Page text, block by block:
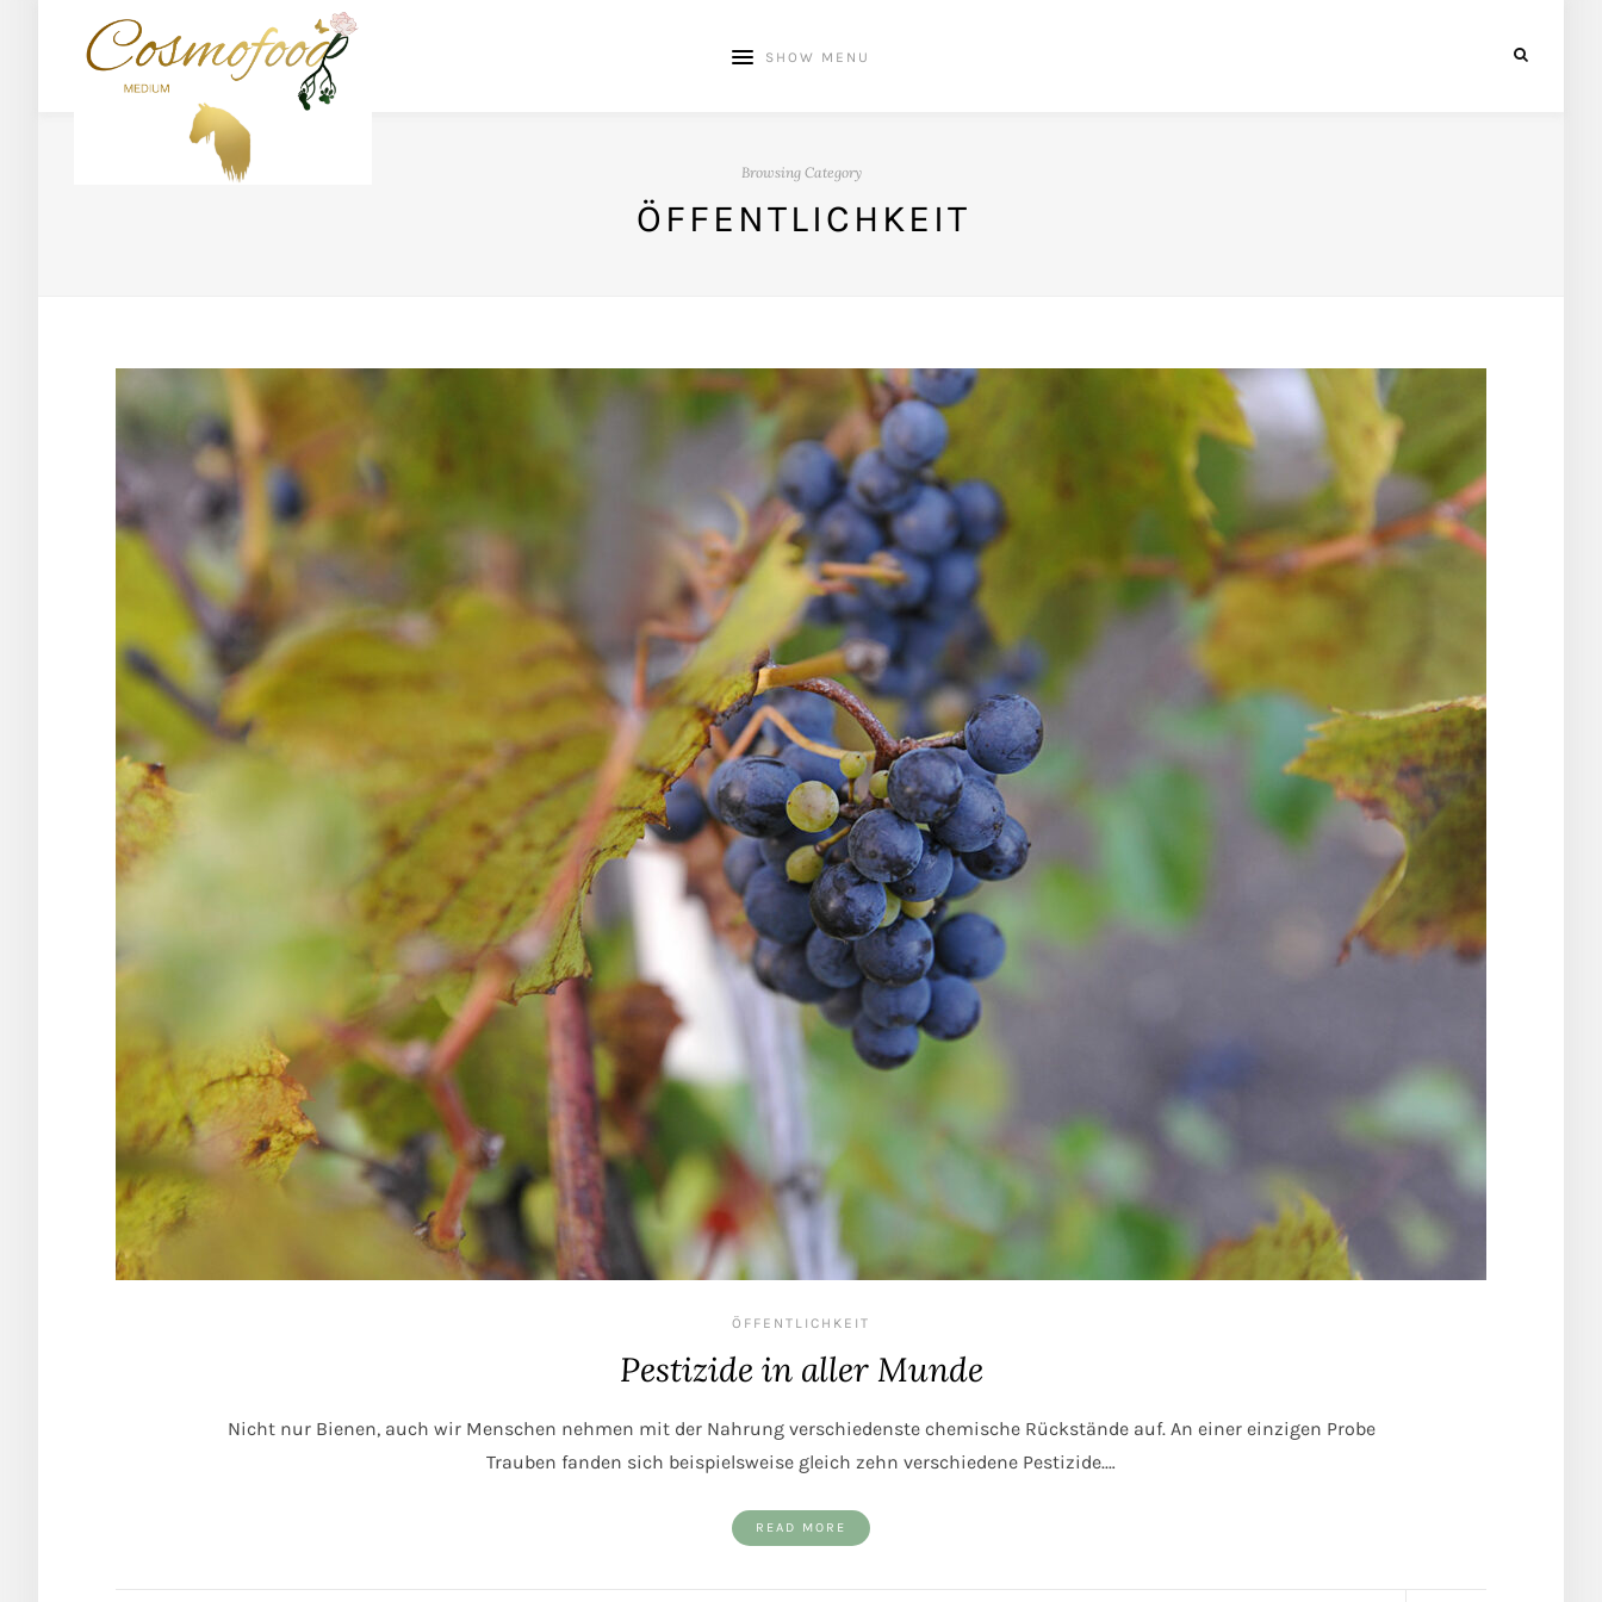
SHOW MENU
Browsing Category
ÖFFENTLICHKEIT
ÖFFENTLICHKEIT
Pestizide in aller Munde
Nicht nur Bienen, auch wir Menschen nehmen mit der Nahrung verschiedenste chemische Rückstände auf. An einer einzigen Probe
Trauben fanden sich beispielsweise gleich zehn verschiedene Pestizide.…
READ MORE